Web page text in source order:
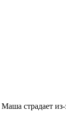
страдает из-